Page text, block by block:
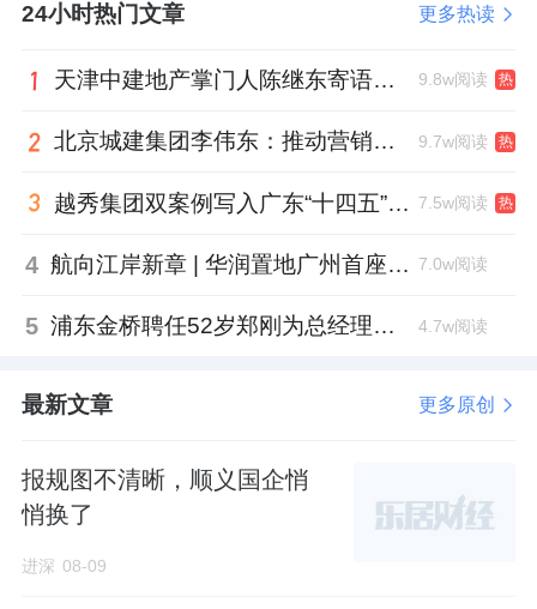
24小时热门文章 更多热读
天津中建地产掌门人陈继东寄语青年“跳出舒适区”，曾任银行信贷经理 9.8w阅读 热
北京城建集团李伟东：推动营销工作稳中提质，严控库存增量 9.7w阅读 热
越秀集团双案例写入广东“十四五”公共文化答卷，复合文化空间助力青年发展型城市建设 7.5w阅读 热
4 航向江岸新章 | 华润置地广州首座万象城金秋迎客 7.0w阅读
5 浦东金桥聘任52岁郑刚为总经理，曾任张江高科副总 4.7w阅读
最新文章 更多原创
报规图不清晰，顺义国企悄
悄换了
进深 08-09